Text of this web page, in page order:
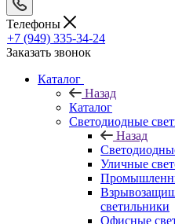
Телефоны
+7 (949) 335-34-24
Заказать звонок
Каталог
Назад
Каталог
Светодиодные
Назад
Уличные
светильники
Офисные